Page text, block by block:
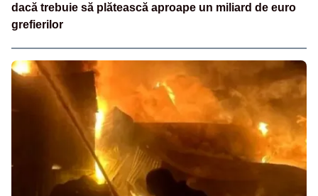
dacă trebuie să plătească aproape un miliard de euro
grefierilor